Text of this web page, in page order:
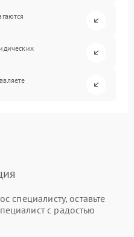
специалисту, оставьте
с радостью